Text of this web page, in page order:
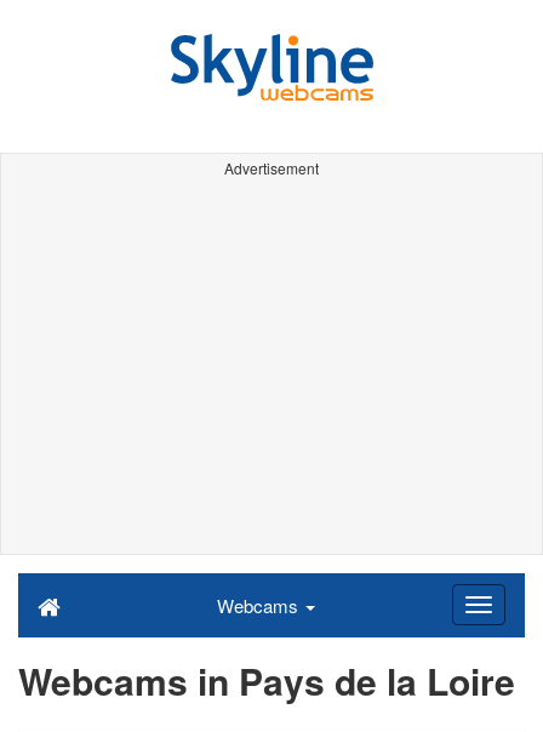
Advertisement
Webcams
Webcams in Pays de la Loire